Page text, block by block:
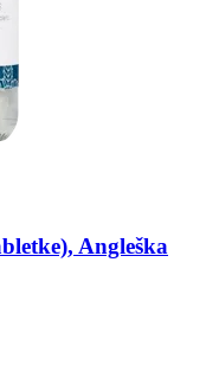
Angleška